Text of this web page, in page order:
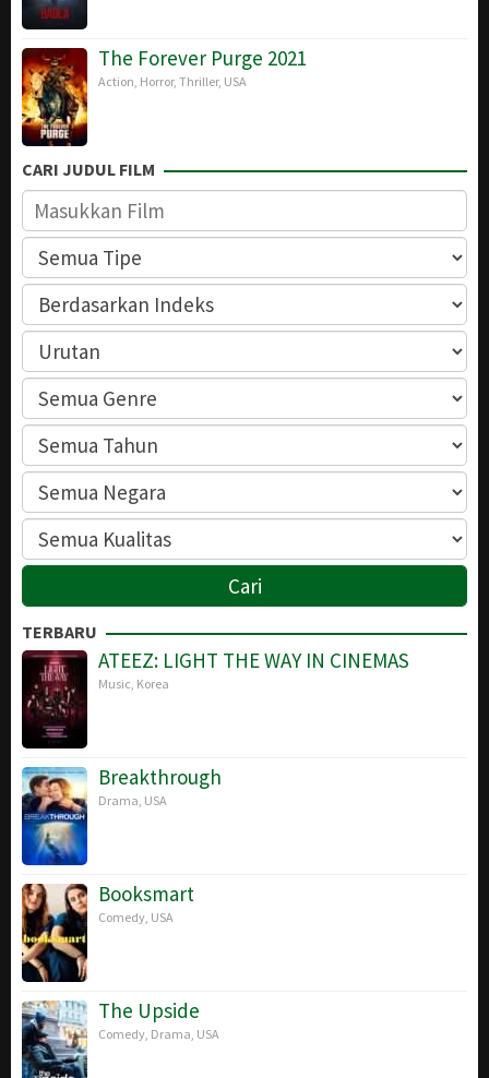
The Forever Purge 2021
Action Horror, Thriller, USA
CARI JUDUL FILM
TERBARU
ATEEZ: LIGHT THE WAY IN CINEMAS
Music Korea
Breakthrough
Drama USA
Booksmart
Comedy USA
The Upside
Comedy Drama USA